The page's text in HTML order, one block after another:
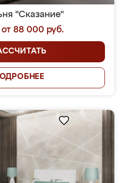
"Сказание"
88 000 руб.